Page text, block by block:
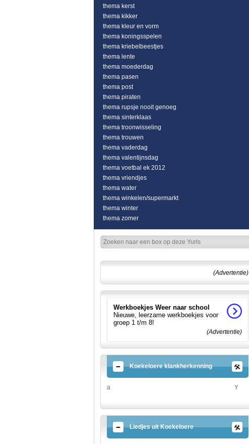
thema kerst
thema kikker
thema kleur en vorm
thema koningsspelen
thema kriebelbeestjes
thema lente
thema moederdag
thema pasen
thema post
thema piraten
thema rupsje nooit genoeg
thema sinterklaas
thema troonwisseling
thema trouwen
thema vaderdag
thema valentijnsdag
thema voetbal ek 2012
thema vriendjes
thema water
thema winkelen/supermarkt
thema winter
thema zomer
(Advertentie)
Werkboekjes Weer naar school
Nieuwe, leerzame werkboekjes voor
groep 1 t/m 8!
(Advertentie)
Koekeloere klankherkenning
a Y
Liedjes uit Koekeloere